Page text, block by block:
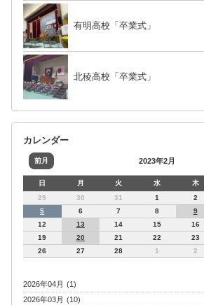
有明高校「卒業式」
北稜高校「卒業式」
カレンダー
前月 2023年2月
日 月 火 水 木
29
30 31 1 2
5
6 7 8 9
12
13 14 15 16
19
20 21 22 23
26
27 28 1 2
2026年04月 (1)
2026年03月 (10)